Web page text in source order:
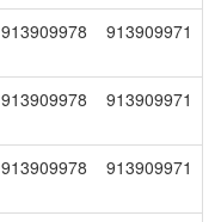
913909978 913909971
913909978 913909971
913909978 913909971